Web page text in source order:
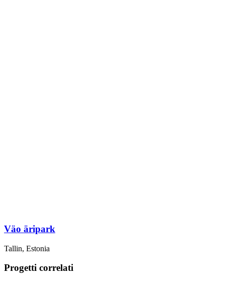
Väo äripark
Tallin, Estonia
Progetti correlati